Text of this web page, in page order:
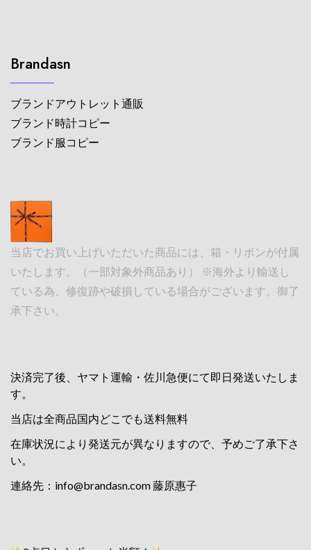
Brandasn
ブランドアウトレット通販
ブランド時計コピー
ブランド服コピー
当店でお買い上げいただいた商品には、箱・リボンが付属
いたします。（一部対象外商品あり） ※海外より輸送し
ている為、修復跡や破損している場合がございます。御了
承下さい。
決済完了後、ヤマト運輸・佐川急便にて即日発送いたしま
す。
当店は全商品国内どこでも送料無料
在庫状況により発送元が異なりますので、予めご了承下さ
い。
連絡先： info@brandasn.com藤原惠子